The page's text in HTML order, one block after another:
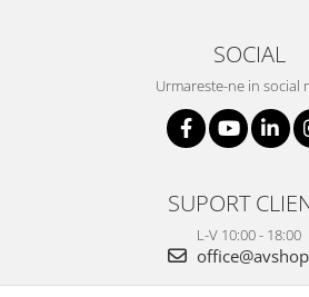
SOCIAL
Urmareste-ne in social
SUPORT
L-V 10:00 - 18:00